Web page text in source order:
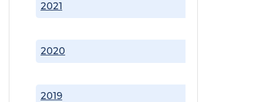
2019
2020
2021